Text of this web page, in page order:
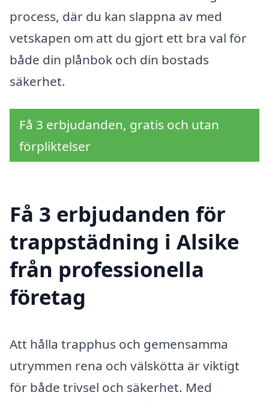
process, där du kan slappna av med
vetskapen om att du gjort ett bra val för
både din plånbok och din bostads
säkerhet.
Få 3 erbjudanden, gratis och utan
förpliktelser
Få 3 erbjudanden för
trappstädning i Alsike
från professionella
företag
Att hålla trapphus och gemensamma
utrymmen rena och välskötta är viktigt
för både trivsel och säkerhet. Med